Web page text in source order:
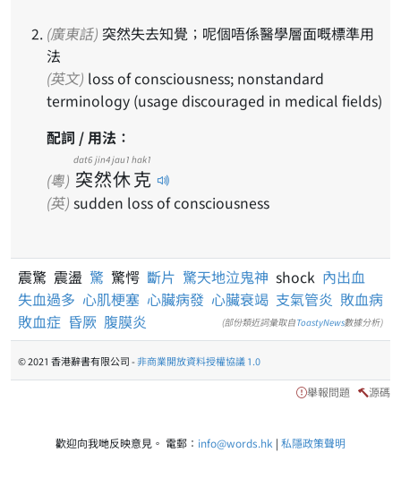
(廣東話)
法
(英文)
terminology (usage discouraged in medical fields)
配詞 / 用法：
(粵) 突
dat6
然
jin4
休
jau1
克
hak1
(英) sudden loss of consciousness
震驚 震盪 驚 驚愕 斷片 驚天地泣鬼神 shock 內出血
失血過多 心肌梗塞 心臟病發 心臟衰竭 支氣管炎 敗血病
敗血症 昏厥 腹膜炎 (部份類近詞彙取自ToastyNews數據分析)
© 2021 香港辭書有限公司 -非商業開放資料授權協議 1.0
舉報問題 源碼
歡迎向我哋反映意見。 電郵： info@words.hk | 私隱政策聲明